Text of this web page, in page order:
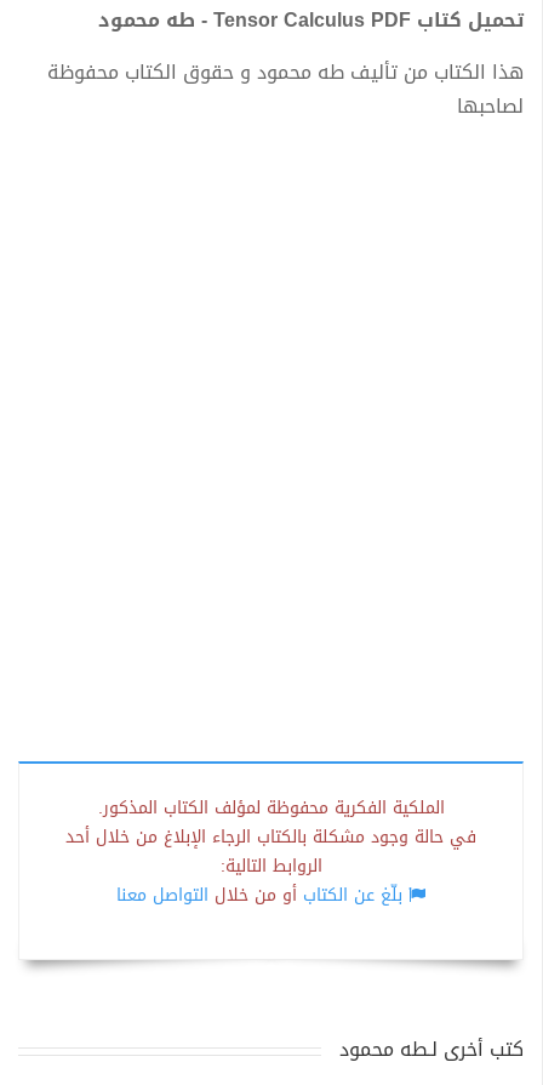
تحميل كتاب Tensor Calculus PDF - طه محمود
هذا الكتاب من تأليف طه محمود و حقوق الكتاب محفوظة
لصاحبها
الملكية الفكرية محفوظة لمؤلف الكتاب المذكور.
في حالة وجود مشكلة بالكتاب الرجاء الإبلاغ من خلال أحد
الروابط التالية:
بلّغ عن الكتاب أو من خلال التواصل معنا
كتب أخرى لـطه محمود